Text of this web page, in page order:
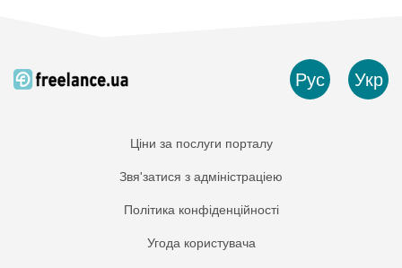
Рус Укр
Ціни за послуги порталу
Звя'затися з адміністраціею
Політика конфіденційності
Угода користувача